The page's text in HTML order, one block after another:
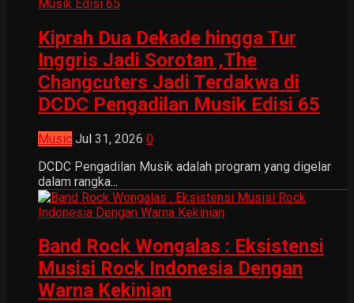
Kiprah Dua Dekade hingga Tur
Inggris Jadi Sorotan ,The
Changcuters Jadi Terdakwa di
DCDC Pengadilan Musik Edisi 65
Music Jul 31, 2026 0
DCDC Pengadilan Musik adalah program yang digelar
dalam rangka...
Band Rock Wongalas : Eksistensi
Musisi Rock Indonesia Dengan
Warna Kekinian